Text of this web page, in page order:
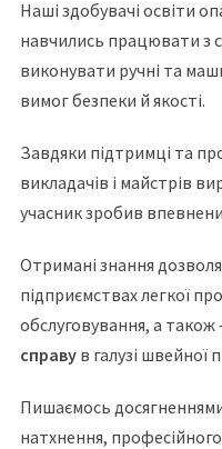
Наші здобувачі освіти
навчились працювати з
виконувати ручні та
вимог безпеки й якості.
Завдяки підтримці та
викладачів і майстрів
учасник зробив
Отримані знання
підприємствах легкої
обслуговування, а
справув галузі швейної
Пишаємось
натхнення,